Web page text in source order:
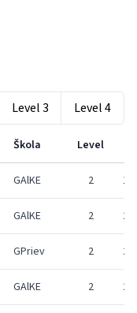
Level 3 Level 4
Škola Level
GAlKE 2 19
GAlKE 2 20
GPriev 2 20
GAlKE 2 20